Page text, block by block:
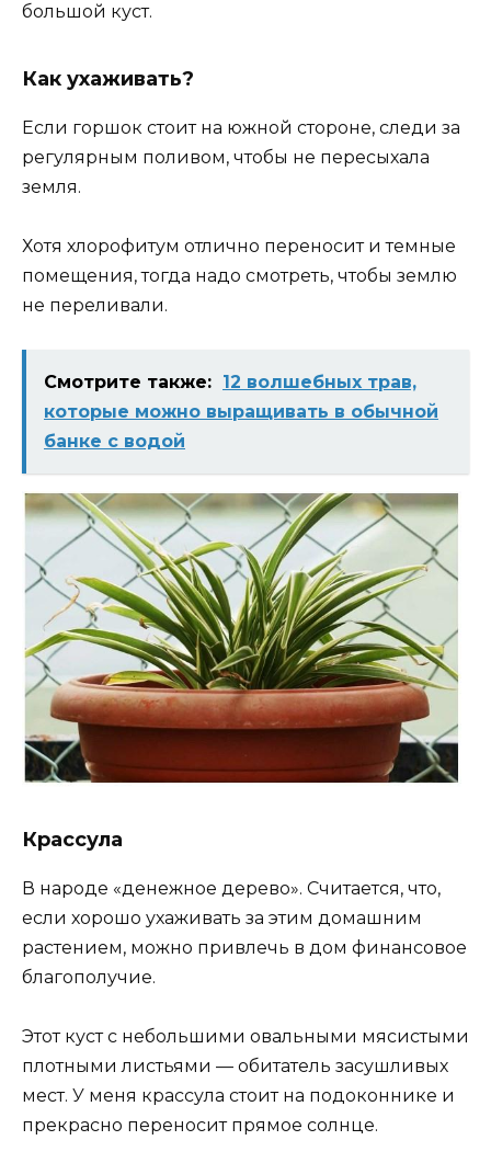
большой куст.
Как ухаживать?
Если горшок стоит на южной стороне, следи за
регулярным поливом, чтобы не пересыхала
земля.
Хотя хлорофитум отлично переносит и темные
помещения, тогда надо смотреть, чтобы землю
не переливали.
Смотрите также: 12 волшебных трав,
которые можно выращивать в обычной
банке с водой
Крассула
В народе «денежное дерево». Считается, что,
если хорошо ухаживать за этим домашним
растением, можно привлечь в дом финансовое
благополучие.
Этот куст с небольшими овальными мясистыми
плотными листьями — обитатель засушливых
мест. У меня крассула стоит на подоконнике и
прекрасно переносит прямое солнце.